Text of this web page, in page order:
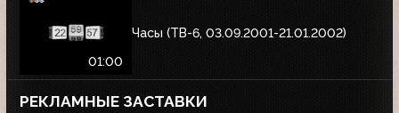
01:00
Часы (ТВ-6, 03.09.2001-21.01.2002)
РЕКЛАМНЫЕ ЗАСТАВКИ